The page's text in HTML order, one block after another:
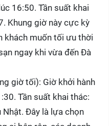
16:50. Tần suất khai
Khung giờ này cực kỳ
khách muốn tối ưu thời
ngay khi vừa đến Đà
giờ tối): Giờ khởi hành
Tần suất khai thác:
Nhật. Đây là lựa chọn